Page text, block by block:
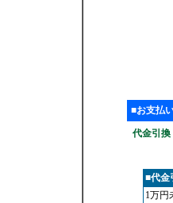
■お支払
代金引換
■代金
1万円